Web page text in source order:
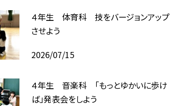
４年生 体育科 技をバージョンアップ
させよう
2026/07/15
４年生 音楽科 「もっとゆかいに歩け
ば」発表会をしよう